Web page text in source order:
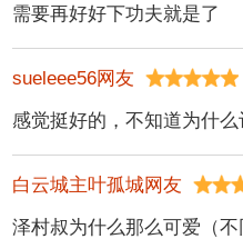
需要再好好下功夫就是了
sueleee56网友
感觉挺好的，不知道为什
白云城主叶孤城网友
泽村叔为什么那么可爱（